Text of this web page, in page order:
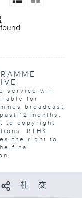
service will
for
broadcast
12 months,
to copyright
RTHK
the right to
final
社 交